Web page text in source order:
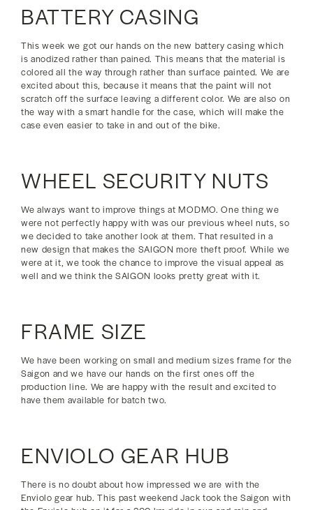
BATTERY CASING
This week we got our hands on the new battery casing which
is anodized rather than pained. This means that the material is
colored all the way through rather than surface painted. We are
excited about this, because it means that the paint will not
scratch off the surface leaving a different color. We are also on
the way with a smart handle for the case, which will make the
case even easier to take in and out of the bike.
WHEEL SECURITY NUTS
We always want to improve things at MODMO. One thing we
were not perfectly happy with was our previous wheel nuts, so
we decided to take another look at them. That resulted in a
new design that makes the SAIGON more theft proof. While we
were at it, we took the chance to improve the visual appeal as
well and we think the SAIGON looks pretty great with it.
FRAME SIZE
We have been working on small and medium sizes frame for the
Saigon and we have our hands on the first ones off the
production line. We are happy with the result and excited to
have them available for batch two.
ENVIOLO GEAR HUB
There is no doubt about how impressed we are with the
Enviolo gear hub. This past weekend Jack took the Saigon with